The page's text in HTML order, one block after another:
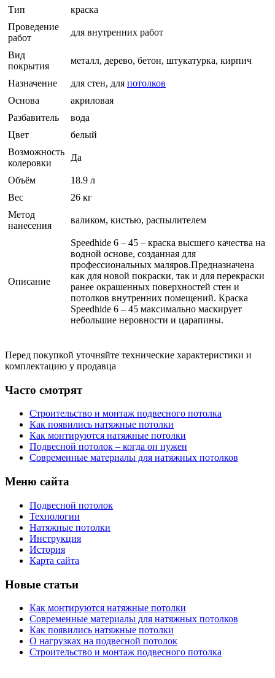
Тип
краска
Проведение
работ
для внутренних работ
Вид
покрытия
металл, дерево, бетон, штукатурка, кирпич
Назначение для стен, для потолков
Основа
акриловая
Разбавитель
вода
Цвет
белый
Возможность
колеровки
Да
Объём
18.9 л
Вес
26 кг
Метод
нанесения
валиком, кистью, распылителем
Описание
Speedhide 6 – 45 – краска высшего качества на
водной основе, созданная для
профессиональных маляров.Предназначена
как для новой покраски, так и для перекраски
ранее окрашенных поверхностей стен и
потолков внутренних помещений. Краска
Speedhide 6 – 45 максимально маскирует
небольшие неровности и царапины.
Перед покупкой уточняйте технические характеристики и
комплектацию у продавца
Часто смотрят
Строительство и монтаж подвесного потолка
Как появились натяжные потолки
Как монтируются натяжные потолки
Подвесной потолок – когда он нужен
Современные материалы для натяжных потолков
Меню сайта
Подвесной потолок
Технологии
Натяжные потолки
Инструкция
История
Карта сайта
Новые статьи
Как монтируются натяжные потолки
Современные материалы для натяжных потолков
Как появились натяжные потолки
О нагрузках на подвесной потолок
Строительство и монтаж подвесного потолка